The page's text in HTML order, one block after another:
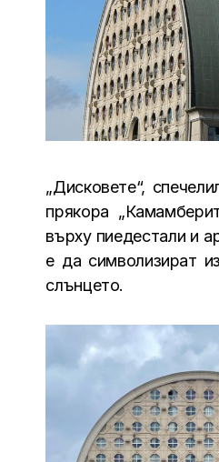
„Дисковете“,
прякора
върху пиедестали и
е да символизират
слънцето.